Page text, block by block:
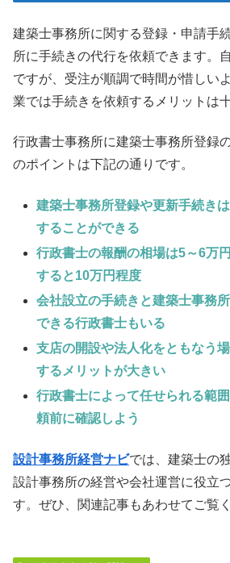
建築士事務所に関する登録・申請手
所に手続きの代行を依頼できます。
ですが、受注が順調で時間が惜しい
業では手続きを依頼するメリットは
行政書士事務所に建築士事務所登録
のポイントは下記の通りです。
建築士事務所登録や更新手続き
することができる
行政書士の報酬の相場は5～6万
すると10万円程度
会社設立の手続きと建築士事務
できる行政書士もいる
支店の開設や法人化をともなう
するメリットが大きい
行政書士によって任せられる範
頼前に確認しよう
設計事務所経営ナビでは、建築士の
設計事務所の経営や会社運営に役立
す。ぜひ、関連記事もあわせてご覧